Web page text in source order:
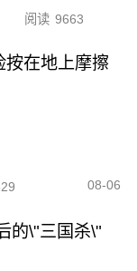
阅读 9663
按在地上摩擦
08-06
的\"三国杀\"